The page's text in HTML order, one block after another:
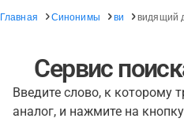
Главная Синонимы ви видящий
Сервис
Введите слово, к которому
аналог, и нажмите на